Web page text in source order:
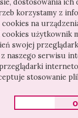
dostosowania ich
korzystamy z
cookies na
użytkownik
swojej
naszego serwisu
stosowanie
filmu
przez kobietę.
(2016) –
swoją premierę na
drugą nagrodę